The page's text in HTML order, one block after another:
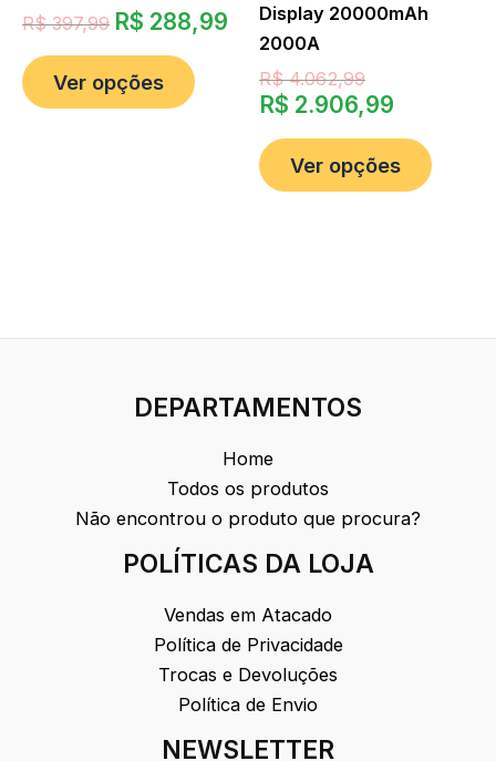
R$397,99 R$ 288,99
Ver opções
Display 20000mAh
2000A
R$4.062,99
R$ 2.906,99
Ver opções
DEPARTAMENTOS
Home
Todos os produtos
Não encontrou o produto que procura?
POLÍTICAS DA LOJA
Vendas em Atacado
Política de Privacidade
Trocas e Devoluções
Política de Envio
NEWSLETTER